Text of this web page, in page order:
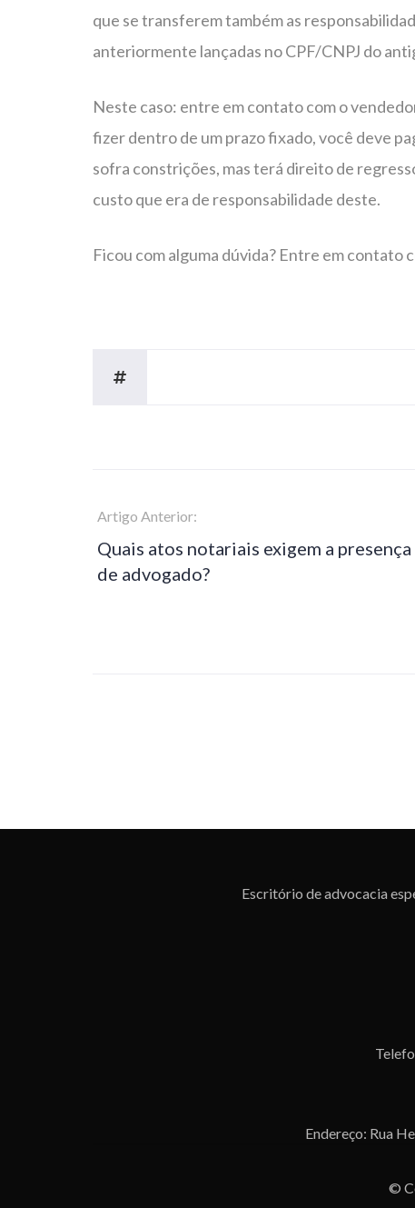
que se transferem também as
anteriormente lançadas no CPF/CNPJ do
Neste caso: entre em contato com o
fizer dentro de um prazo fixado, você deve
sofra constrições, mas terá direito de
custo que era de responsabilidade deste.
Ficou com alguma dúvida? Entre em contato
Artigo Anterior:
Quais atos notariais exigem a presença
de advogado?
Escritório de advocacia
Endereço: Rua
©